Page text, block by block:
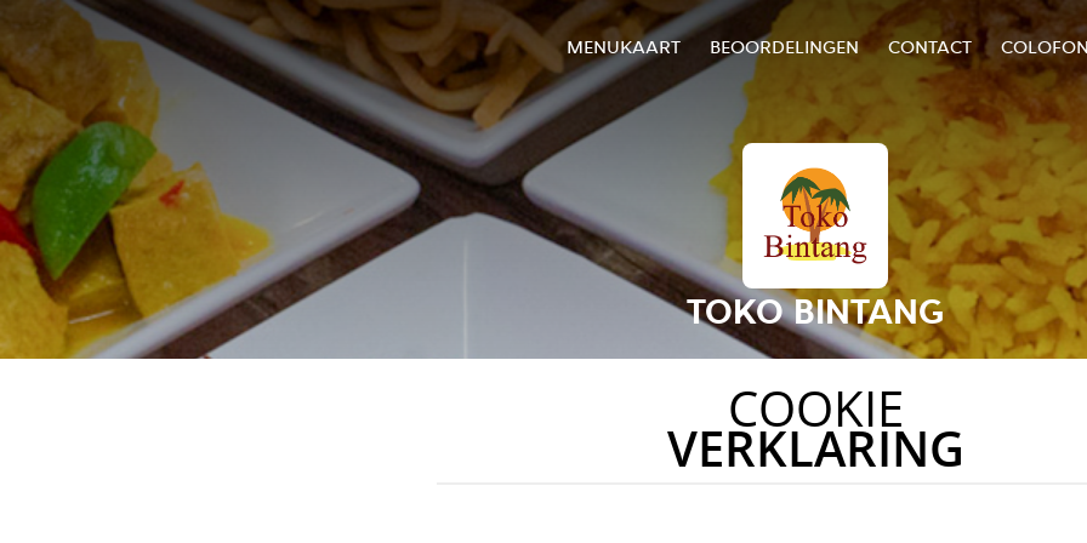
MENUKAART BEOORDELINGEN CONTACT
TOKO BINTANG
COOKIE
VERKLARING